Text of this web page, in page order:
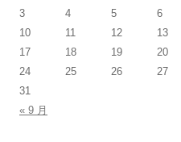
3
4 5 6
10
11 12 13
17
18 19 20
24
25 26 27
31
« 9 月